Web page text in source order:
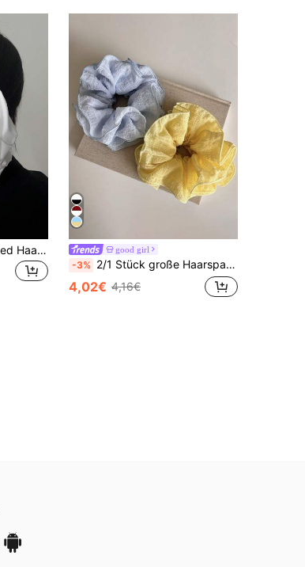
1 Stück weißes Oversized Haargummi aus Kunstseide, super großes flauschiges Satin-Haargummi mit luxuriöser weicher Textur good girl
-3% 2/1 Stück große Haarspange für Damen, gelb und blau, vielseitig einsetzbar, zum Baden oder Gesichtwaschen, passend zu Ihren Outfits
4,02€ 4,16€